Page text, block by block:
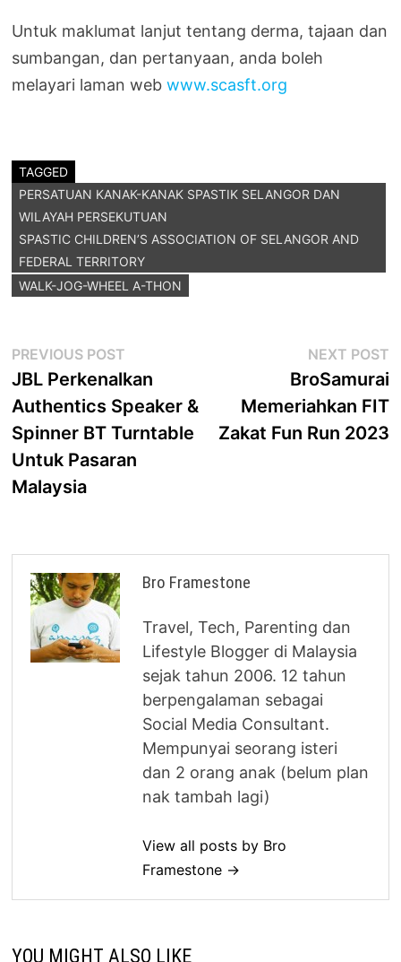
Untuk maklumat lanjut tentang derma, tajaan dan
sumbangan, dan pertanyaan, anda boleh
melayari laman webwww.scasft.org
TAGGED
PERSATUAN KANAK-KANAK SPASTIK SELANGOR DAN
WILAYAH PERSEKUTUAN
SPASTIC CHILDREN’S ASSOCIATION OF SELANGOR AND
FEDERAL TERRITORY
WALK-JOG-WHEEL A-THON
Post
navigation
PREVIOUS POST
post:
JBL Perkenalkan
Authentics Speaker &
Spinner BT Turntable
Untuk Pasaran
Malaysia
NEXT POST
BroSamurai
Memeriahkan FIT
Zakat Fun Run 2023
Bro Framestone
Travel, Tech, Parenting dan
Lifestyle Blogger di Malaysia
sejak tahun 2006. 12 tahun
berpengalaman sebagai
Social Media Consultant.
Mempunyai seorang isteri
dan 2 orang anak (belum plan
nak tambah lagi)
View all posts by Bro
Framestone →
YOU MIGHT ALSO LIKE